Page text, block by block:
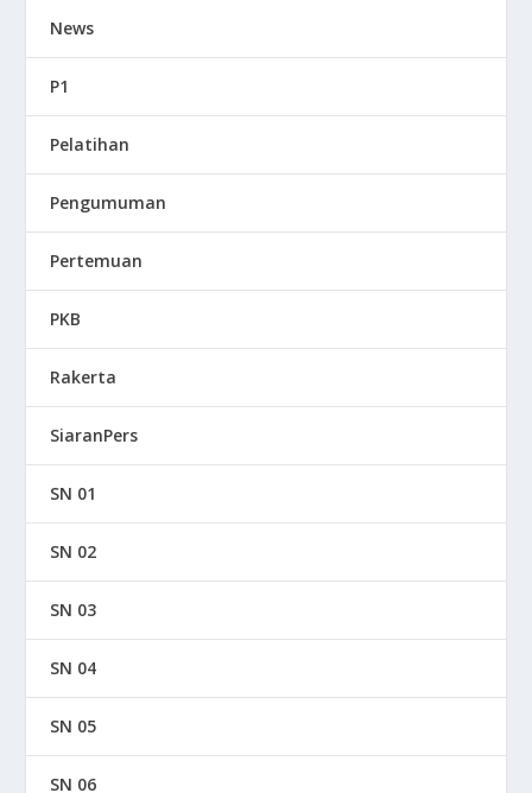
News
P1
Pelatihan
Pengumuman
Pertemuan
PKB
Rakerta
SiaranPers
SN 01
SN 02
SN 03
SN 04
SN 05
SN 06